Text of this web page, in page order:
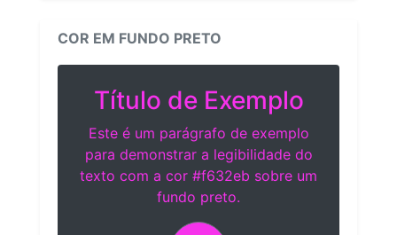
COR EM FUNDO PRETO
Título de Exemplo
Este é um parágrafo de exemplo
para demonstrar a legibilidade do
texto com a cor #f632eb sobre um
fundo preto.